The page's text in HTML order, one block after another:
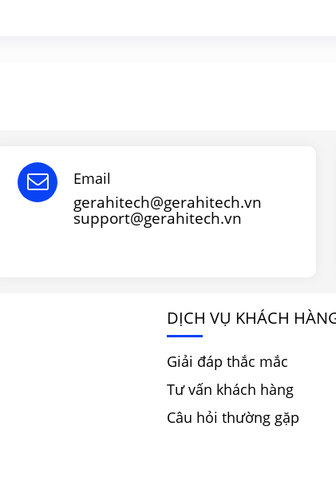
Email
gerahitech@gerahitech.vn
support@gerahitech.vn
DỊCH VỤ KHÁCH
Giải đáp thắc mắc
Tư vấn khách hàng
Câu hỏi thường gặp